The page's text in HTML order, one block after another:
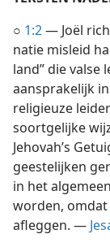
○ 1:2— Joël
natie misleid
land” die valse
aansprakelijk
religieuze
soortgelijke
Jehovah’s
geestelijken
in het
worden, omdat
afleggen. —